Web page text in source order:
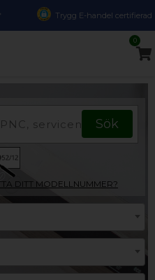
Trygg E-handel certifierad
0
DITT MODELLNUMMER?